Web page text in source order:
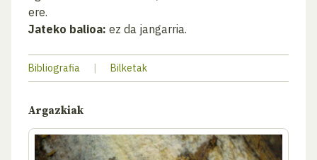
ere.
Jateko balioa: ez da jangarria.
Bibliografia | Bilketak
Argazkiak